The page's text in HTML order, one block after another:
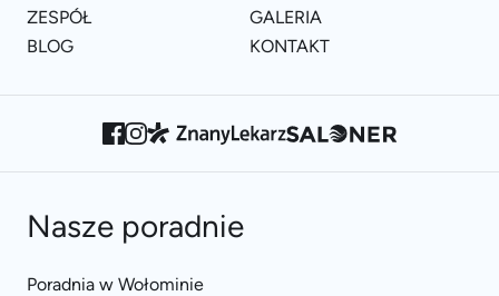
ZESPÓŁ
GALERIA
BLOG
KONTAKT
Nasze poradnie
Poradnia w Wołominie